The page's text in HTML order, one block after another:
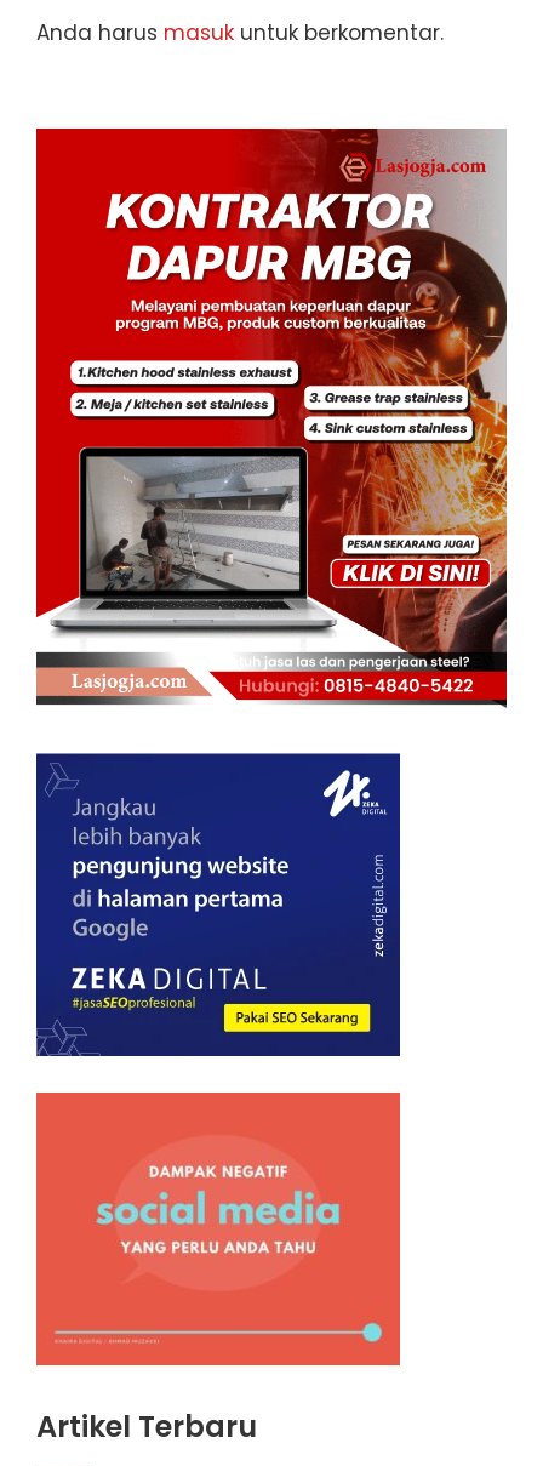
Anda harus masuk untuk berkomentar.
Artikel Terbaru